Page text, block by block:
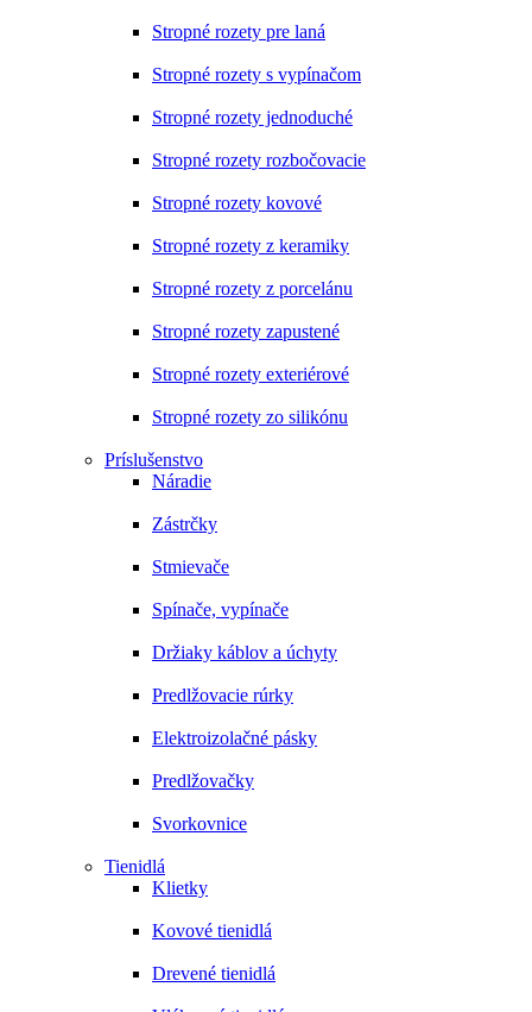
Stropné rozety pre laná
Stropné rozety s vypínačom
Stropné rozety jednoduché
Stropné rozety rozbočovacie
Stropné rozety kovové
Stropné rozety z keramiky
Stropné rozety z porcelánu
Stropné rozety zapustené
Stropné rozety exteriérové
Stropné rozety zo silikónu
Príslušenstvo
Náradie
Zástrčky
Stmievače
Spínače, vypínače
Držiaky káblov a úchyty
Predlžovacie rúrky
Elektroizolačné pásky
Predlžovačky
Svorkovnice
Tienidlá
Klietky
Kovové tienidlá
Drevené tienidlá